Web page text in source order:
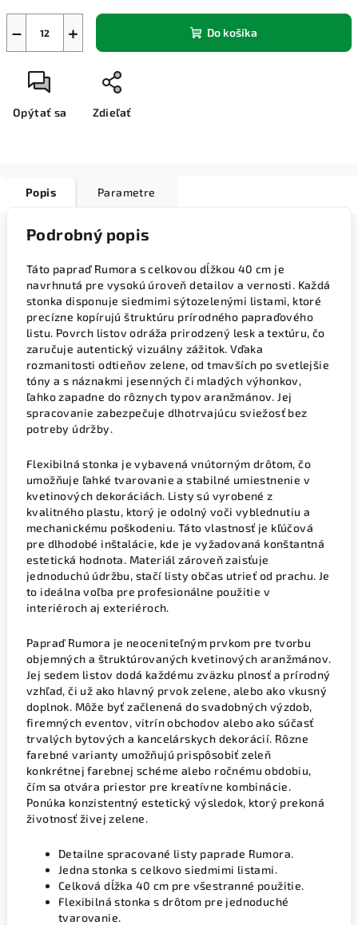
+
− Do košíka
Opýtať sa Zdieľať
Popis Parametre
Podrobný popis
Táto papraď Rumora s celkovou dĺžkou 40 cm je
navrhnutá pre vysokú úroveň detailov a vernosti. Každá
stonka disponuje siedmimi sýtozelenými listami, ktoré
precízne kopírujú štruktúru prírodného papraďového
listu. Povrch listov odráža prirodzený lesk a textúru, čo
zaručuje autentický vizuálny zážitok. Vďaka
rozmanitosti odtieňov zelene, od tmavších po svetlejšie
tóny a s náznakmi jesenných či mladých výhonkov,
ľahko zapadne do rôznych typov aranžmánov. Jej
spracovanie zabezpečuje dlhotrvajúcu sviežosť bez
potreby údržby.
Flexibilná stonka je vybavená vnútorným drôtom, čo
umožňuje ľahké tvarovanie a stabilné umiestnenie v
kvetinových dekoráciách. Listy sú vyrobené z
kvalitného plastu, ktorý je odolný voči vyblednutiu a
mechanickému poškodeniu. Táto vlastnosť je kľúčová
pre dlhodobé inštalácie, kde je vyžadovaná konštantná
estetická hodnota. Materiál zároveň zaisťuje
jednoduchú údržbu, stačí listy občas utrieť od prachu. Je
to ideálna voľba pre profesionálne použitie v
interiéroch aj exteriéroch.
Papraď Rumora je neoceniteľným prvkom pre tvorbu
objemných a štruktúrovaných kvetinových aranžmánov.
Jej sedem listov dodá každému zväzku plnosť a prírodný
vzhľad, či už ako hlavný prvok zelene, alebo ako vkusný
doplnok. Môže byť začlenená do svadobných výzdob,
firemných eventov, vitrín obchodov alebo ako súčasť
trvalých bytových a kancelárskych dekorácií. Rôzne
farebné varianty umožňujú prispôsobiť zeleň
konkrétnej farebnej schéme alebo ročnému obdobiu,
čím sa otvára priestor pre kreatívne kombinácie.
Ponúka konzistentný estetický výsledok, ktorý prekoná
životnosť živej zelene.
Detailne spracované listy paprade Rumora.
Jedna stonka s celkovo siedmimi listami.
Celková dĺžka 40 cm pre všestranné použitie.
Flexibilná stonka s drôtom pre jednoduché
tvarovanie.